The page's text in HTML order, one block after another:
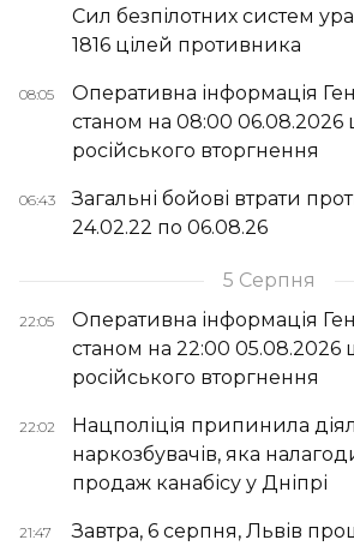
Сил безпілотних систем
1816 цілей противника
08:05
Оперативна інформація
станом на 08:00 06.08.2026
російського вторгнення
06:43
Загальні бойові втрати
24.02.22 по 06.08.26
5 Серпня
22:05
Оперативна інформація
станом на 22:00 05.08.2026
російського вторгнення
22:02
Нацполіція припинила
наркозбувачів, яка
продаж канабісу у Дніпрі
21:47
Завтра, 6 серпня, Львів